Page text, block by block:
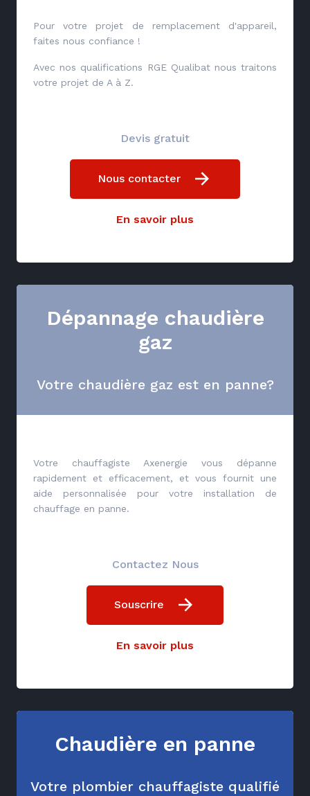
Pour votre projet de remplacement d'appareil,
faites nous confiance !
Avec nos qualifications RGE Qualibat nous traitons
votre projet de A à Z.
Devis gratuit
Nous contacter
En savoir plus
Dépannage chaudière
gaz
Votre chaudière gaz est en panne?
Votre chauffagiste Axenergie vous dépanne
rapidement et efficacement, et vous fournit une
aide personnalisée pour votre installation de
chauffage en panne.
Contactez Nous
Souscrire
En savoir plus
Chaudière en panne
Votre plombier chauffagiste qualifié